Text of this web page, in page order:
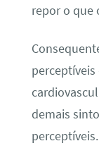
repor o que
perceptíveis
demais
perceptíveis.